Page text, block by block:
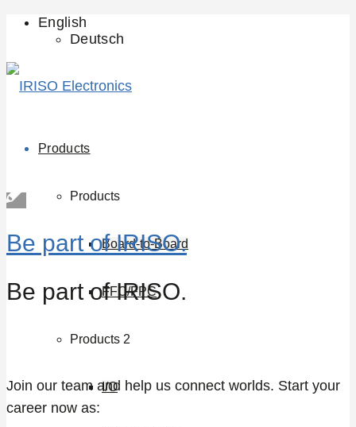
English
Deutsch
Products
Products
Board-to-Board
FFC/FPC
Products 2
I/O
Be part of IRISO.
Be part of IRISO.
Join our team and help us connect worlds. Start your
career now as: